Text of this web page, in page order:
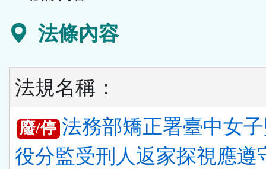
法條內容
法規名稱：
廢/停 法務部矯正署臺中女
役分監受刑人返家探視應遵